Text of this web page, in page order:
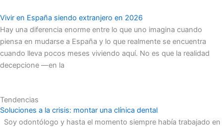
Vivir en España siendo extranjero en 2026
Hay una diferencia enorme entre lo que uno imagina cuando
piensa en mudarse a España y lo que realmente se encuentra
cuando lleva pocos meses viviendo aquí. No es que la realidad
decepcione —en la
Tendencias
Soluciones a la crisis: montar una clínica dental
Soy odontólogo y hasta el momento siempre había trabajado en